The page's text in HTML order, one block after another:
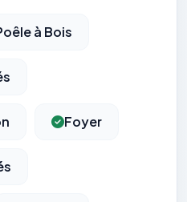
à Bois
Foyer